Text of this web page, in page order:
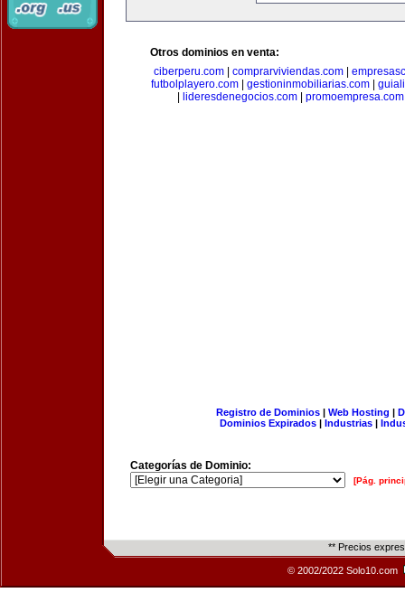
Otros dominios en venta:
ciberperu.com
comprarviviendas.com
futbolplayero.com| gestioninmobiliarias.com|
lideresdenegocios.com promoempresa.com
Registro de Dominios| Web Hosting |
Dominios Expirados | Industrias |
Categorías de Dominio:
[Pág.
** Precios
© 2002/2022 Solo10.com